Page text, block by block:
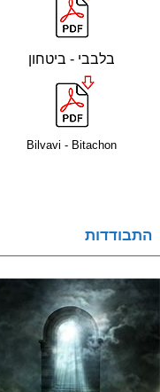
בלבבי - ביטחון
Bilvavi - Bitachon
התבודדות